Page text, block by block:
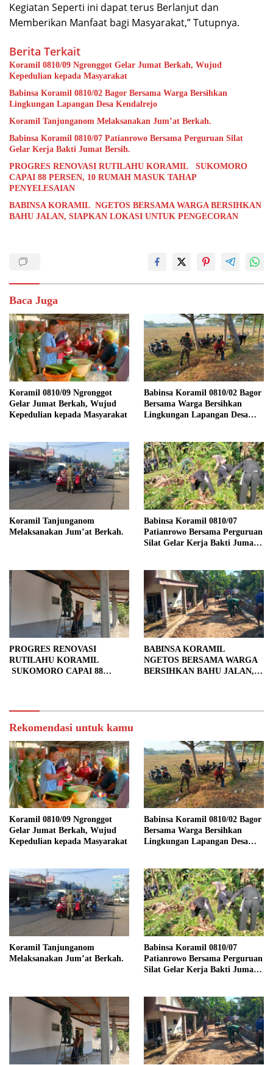
Kegiatan Seperti ini dapat terus Berlanjut dan
Memberikan Manfaat bagi Masyarakat,” Tutupnya.
Berita Terkait
Koramil 0810/09 Ngronggot Gelar Jumat Berkah, Wujud
Kepedulian kepada Masyarakat
Babinsa Koramil 0810/02 Bagor Bersama Warga Bersihkan
Lingkungan Lapangan Desa Kendalrejo
Koramil Tanjunganom Melaksanakan Jum’at Berkah.
Babinsa Koramil 0810/07 Patianrowo Bersama Perguruan Silat
Gelar Kerja Bakti Jumat Bersih.
PROGRES RENOVASI RUTILAHU KORAMIL SUKOMORO
CAPAI 88 PERSEN, 10 RUMAH MASUK TAHAP
PENYELESAIAN
BABINSA KORAMIL NGETOS BERSAMA WARGA BERSIHKAN
BAHU JALAN, SIAPKAN LOKASI UNTUK PENGECORAN
Baca Juga
Koramil 0810/09 Ngronggot
Gelar Jumat Berkah, Wujud
Kepedulian kepada Masyarakat
Babinsa Koramil 0810/02 Bagor
Bersama Warga Bersihkan
Lingkungan Lapangan Desa
Koramil Tanjunganom
Melaksanakan Jum’at Berkah.
Babinsa Koramil 0810/07
Patianrowo Bersama Perguruan
Silat Gelar Kerja Bakti Jumat
PROGRES RENOVASI
RUTILAHU KORAMIL
SUKOMORO CAPAI 88
BABINSA KORAMIL
NGETOS BERSAMA WARGA
BERSIHKAN BAHU JALAN,
Rekomendasi untuk kamu
Koramil 0810/09 Ngronggot
Gelar Jumat Berkah, Wujud
Kepedulian kepada Masyarakat
Babinsa Koramil 0810/02 Bagor
Bersama Warga Bersihkan
Lingkungan Lapangan Desa
Koramil Tanjunganom
Melaksanakan Jum’at Berkah.
Babinsa Koramil 0810/07
Patianrowo Bersama Perguruan
Silat Gelar Kerja Bakti Jumat